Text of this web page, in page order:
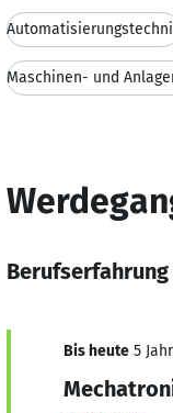
Maschinen- und
Bis heute 5